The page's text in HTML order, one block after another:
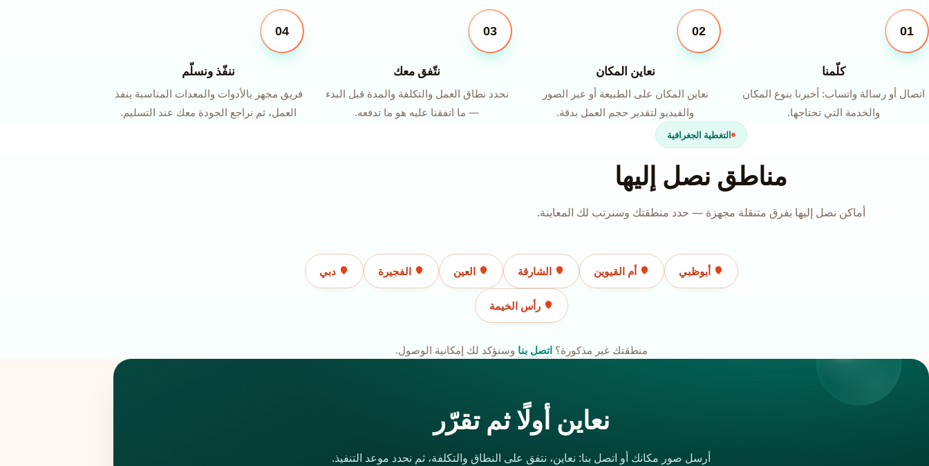
01
كلّمنا
اتصال أو رسالة واتساب: أخبرنا بنوع المكان
والخدمة التي تحتاجها.
02
نعاين المكان
نعاين المكان على الطبيعة أو عبر الصور
والفيديو لتقدير حجم العمل بدقة.
03
نتّفق معك
نحدد نطاق العمل والتكلفة والمدة قبل البدء
— ما اتفقنا عليه هو ما تدفعه.
04
ننفّذ ونسلّم
فريق مجهز بالأدوات والمعدات المناسبة ينفذ
العمل، ثم نراجع الجودة معك عند التسليم.
التغطية الجغرافية
مناطق نصل إليها
أماكن نصل إليها بفرق متنقلة مجهزة — حدد منطقتك وسنرتب لك المعاينة.
أبوظبي أم القيوين الشارقة العين الفجيرة دبي
رأس الخيمة
منطقتك غير مذكورة؟اتصل بنا وسنؤكد لك إمكانية الوصول.
نعاين أولًا ثم تقرّر
أرسل صور مكانك أو اتصل بنا: نعاين، نتفق على النطاق والتكلفة، ثم نحدد موعد التنفيذ.